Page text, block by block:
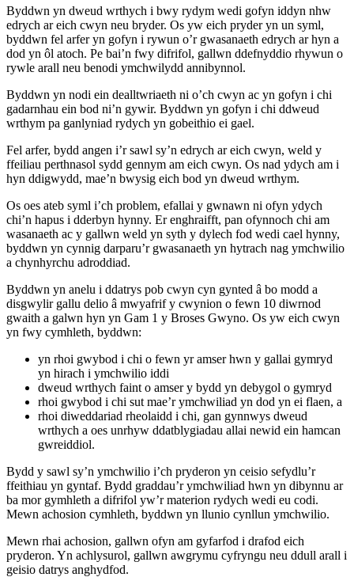
Byddwn yn dweud wrthych i bwy rydym wedi gofyn iddyn nhw
edrych ar eich cwyn neu bryder. Os yw eich pryder yn un syml,
byddwn fel arfer yn gofyn i rywun o’r gwasanaeth edrych ar hyn a
dod yn ôl atoch. Pe bai’n fwy difrifol, gallwn ddefnyddio rhywun o
rywle arall neu benodi ymchwilydd annibynnol.
Byddwn yn nodi ein dealltwriaeth ni o’ch cwyn ac yn gofyn i chi
gadarnhau ein bod ni’n gywir. Byddwn yn gofyn i chi ddweud
wrthym pa ganlyniad rydych yn gobeithio ei gael.
Fel arfer, bydd angen i’r sawl sy’n edrych ar eich cwyn, weld y
ffeiliau perthnasol sydd gennym am eich cwyn. Os nad ydych am i
hyn ddigwydd, mae’n bwysig eich bod yn dweud wrthym.
Os oes ateb syml i’ch problem, efallai y gwnawn ni ofyn ydych
chi’n hapus i dderbyn hynny. Er enghraifft, pan ofynnoch chi am
wasanaeth ac y gallwn weld yn syth y dylech fod wedi cael hynny,
byddwn yn cynnig darparu’r gwasanaeth yn hytrach nag ymchwilio
a chynhyrchu adroddiad.
Byddwn yn anelu i ddatrys pob cwyn cyn gynted â bo modd a
disgwylir gallu delio â mwyafrif y cwynion o fewn 10 diwrnod
gwaith a galwn hyn yn Gam 1 y Broses Gwyno. Os yw eich cwyn
yn fwy cymhleth, byddwn:
yn rhoi gwybod i chi o fewn yr amser hwn y gallai gymryd
yn hirach i ymchwilio iddi
dweud wrthych faint o amser y bydd yn debygol o gymryd
rhoi gwybod i chi sut mae’r ymchwiliad yn dod yn ei flaen, a
rhoi diweddariad rheolaidd i chi, gan gynnwys dweud
wrthych a oes unrhyw ddatblygiadau allai newid ein hamcan
gwreiddiol.
Bydd y sawl sy’n ymchwilio i’ch pryderon yn ceisio sefydlu’r
ffeithiau yn gyntaf. Bydd graddau’r ymchwiliad hwn yn dibynnu ar
ba mor gymhleth a difrifol yw’r materion rydych wedi eu codi.
Mewn achosion cymhleth, byddwn yn llunio cynllun ymchwilio.
Mewn rhai achosion, gallwn ofyn am gyfarfod i drafod eich
pryderon. Yn achlysurol, gallwn awgrymu cyfryngu neu ddull arall i
geisio datrys anghydfod.